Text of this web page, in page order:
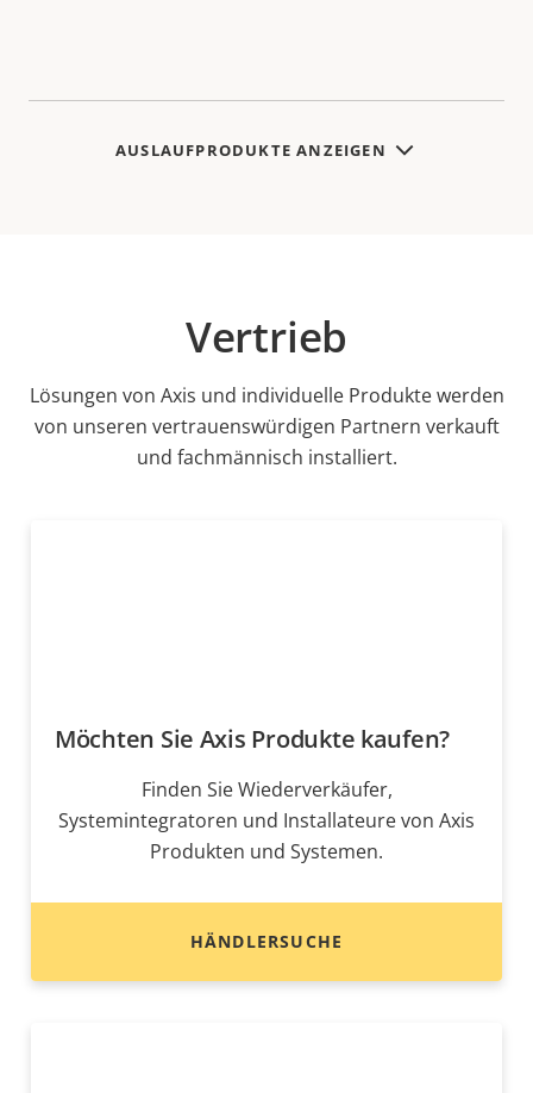
AUSLAUFPRODUKTE ANZEIGEN
Vertrieb
Lösungen von Axis und individuelle Produkte werden
von unseren vertrauenswürdigen Partnern verkauft
und fachmännisch installiert.
Möchten Sie Axis Produkte kaufen?
Finden Sie Wiederverkäufer,
Systemintegratoren und Installateure von Axis
Produkten und Systemen.
HÄNDLERSUCHE